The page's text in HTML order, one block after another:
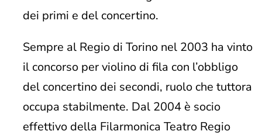
dei primi e del concertino.
Sempre al Regio di Torino nel 2003 ha vinto
il concorso per violino di fila con l’obbligo
del concertino dei secondi, ruolo che tuttora
occupa stabilmente. Dal 2004 è socio
effettivo della Filarmonica Teatro Regio